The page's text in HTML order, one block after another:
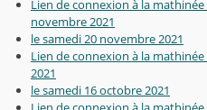
Lien de connexion à la
novembre 2021
le samedi 20 novembre 2021
Lien de connexion à la
2021
le samedi 16 octobre 2021